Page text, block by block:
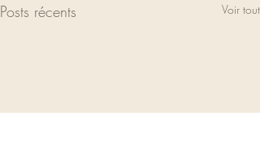
Posts récents Voir tout